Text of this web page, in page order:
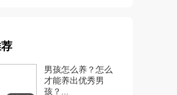
部分：金钱 11:30
男孩怎么养？怎么
才能养出优秀男
孩？...